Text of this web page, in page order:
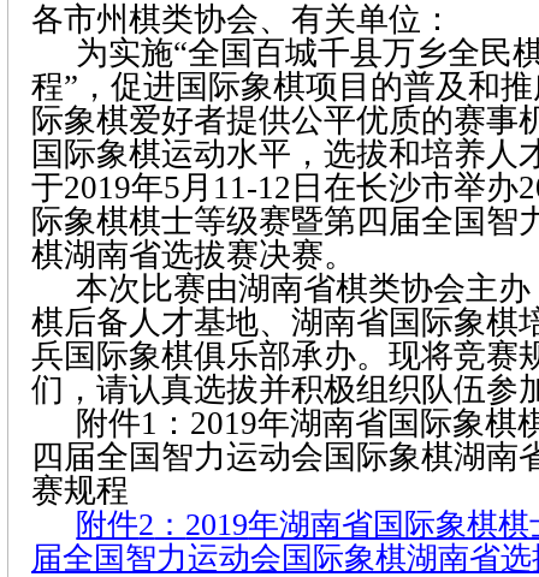
各市州棋类协会、有关单位：
为实施“全国百城千县万乡全民
程” ，促进国际象棋项目的普及和
际象棋爱好者提供公平优质的赛事
国际象棋运动水平，选拔和培养人
于2019年5月 11-12 日在长沙市举办
际象棋棋士等级赛暨第四届全国智
棋湖南省选拔赛决赛。
本次比赛由湖南省棋类协会主
棋后备人才基地、湖南省国际象棋
兵国际象棋俱乐部承办。现将竞赛
们，请认真选拔并积极组织队伍参
附件1 ： 2019年湖南省国际象棋
四届全国智力运动会国际象棋湖南
赛规程
附件2 ： 2019年湖南省国际象棋
届全国智力运动会国际象棋湖南省